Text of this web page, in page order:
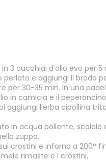
3 cucchiai d’olio evo per 5
perlato e aggiungi il brodo
per 30-35 min. In una
in camicia e il peperoncino
aggiungi l’erba cipollina
in acqua bollente, scolale
zuppa.
crostini e inforna a 200°
rimaste e i crostini.